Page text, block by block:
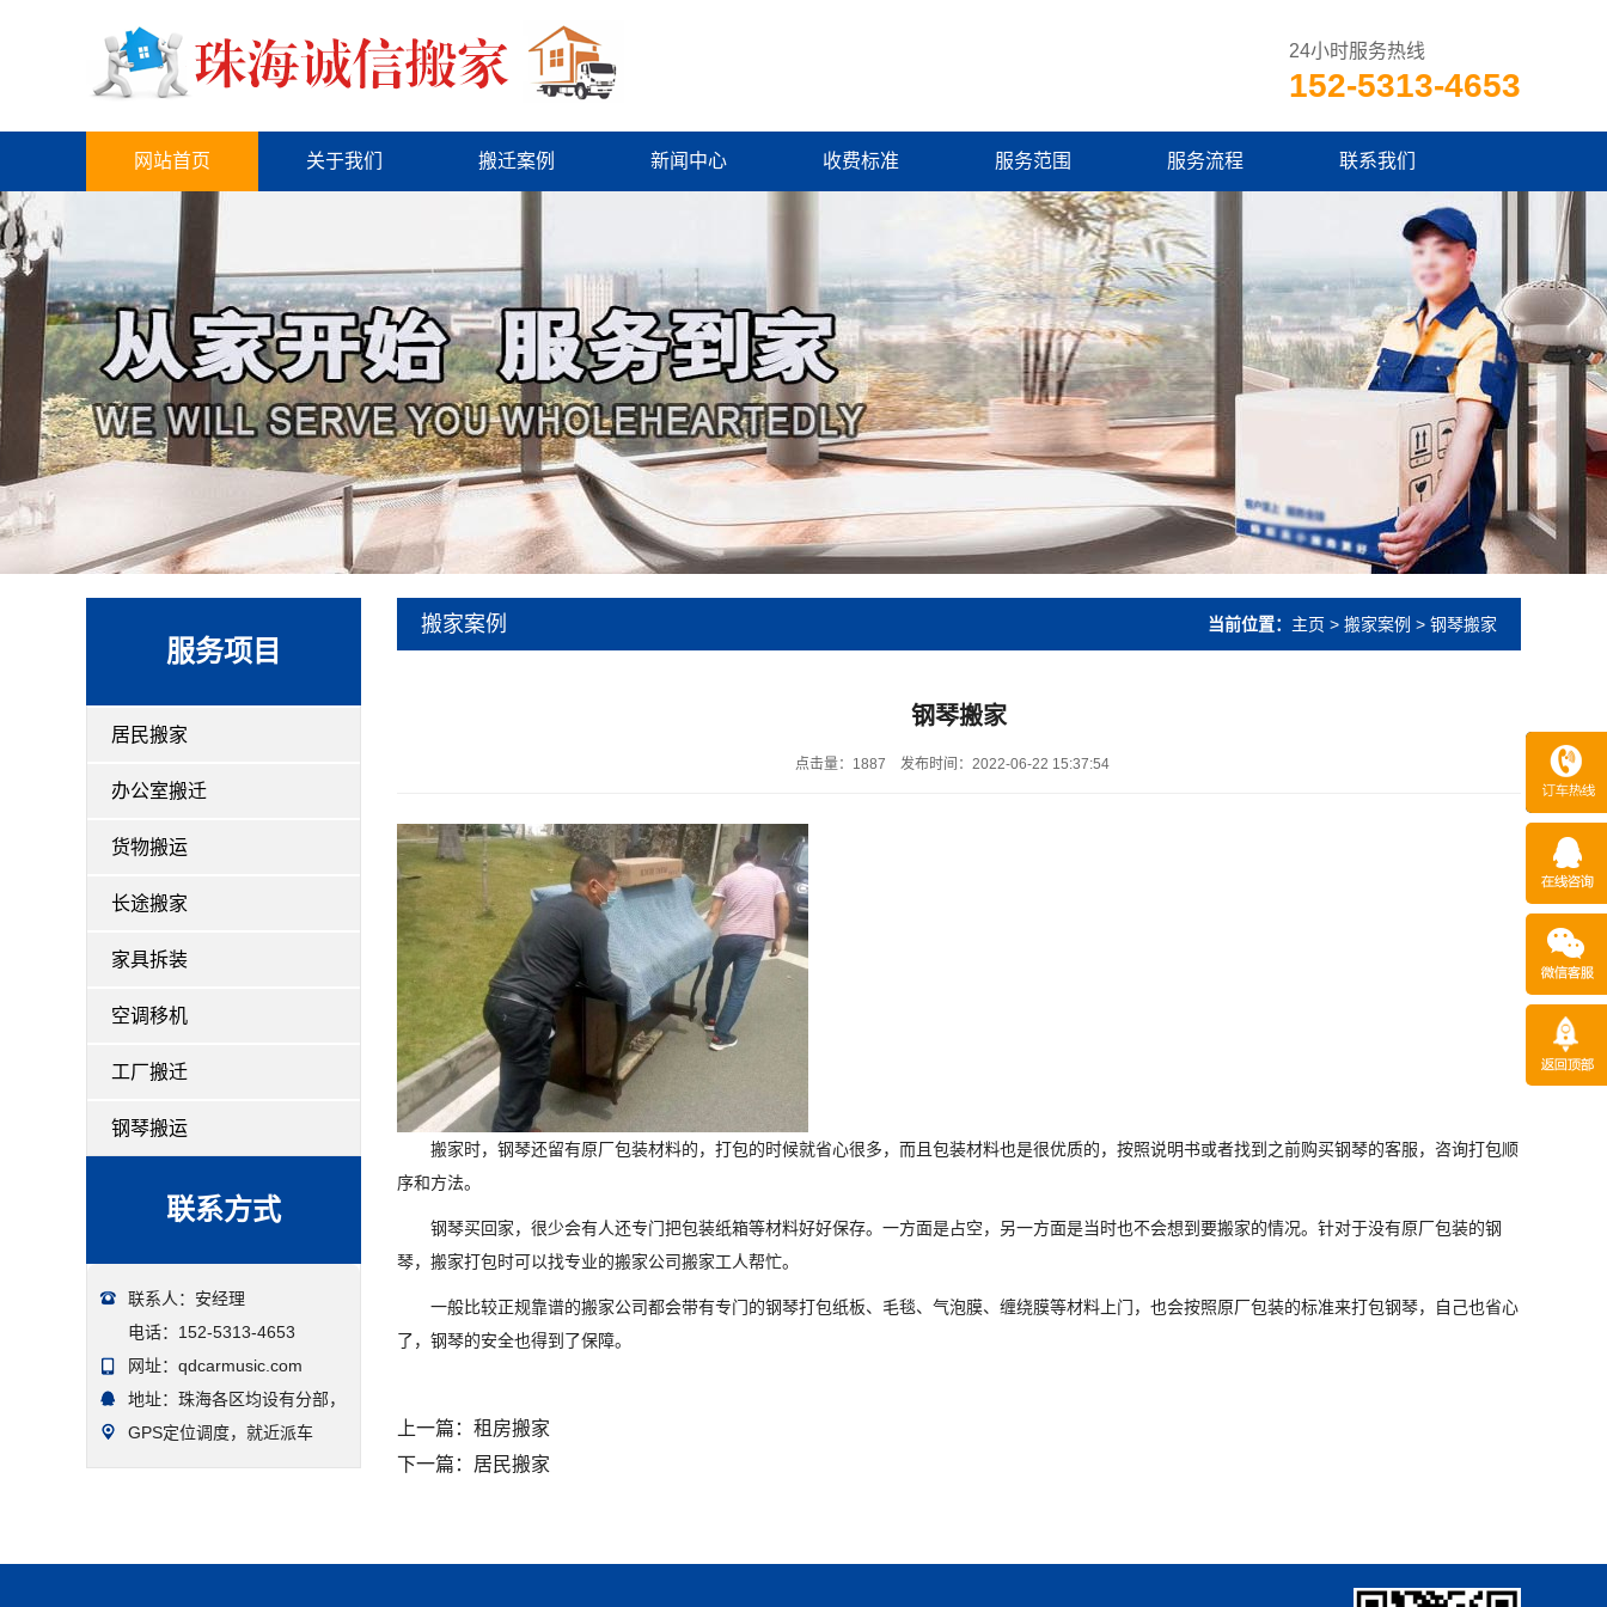
24小时服务热线
152-5313-4653
网站首页 关于我们 搬迁案例 新闻中心 收费标准 服务范围 服务流程 联系我们
服务项目
居民搬家
办公室搬迁
货物搬运
长途搬家
家具拆装
空调移机
工厂搬迁
钢琴搬运
联系方式
联系人：安经理
电话：152-5313-4653
网址：qdcarmusic.com
地址：珠海各区均设有分部，
GPS定位调度，就近派车
搬家案例 当前位置： 主页 > 搬家案例 > 钢琴搬家
钢琴搬家
点击量：1887 发布时间：2022-06-22 15:37:54
搬家时，钢琴还留有原厂包装材料的，打包的时候就省心很多，而且包装材料也是很优质的，按照说明书或者找到之前购买钢琴的客服，咨询打包顺
序和方法。
钢琴买回家，很少会有人还专门把包装纸箱等材料好好保存。一方面是占空，另一方面是当时也不会想到要搬家的情况。针对于没有原厂包装的钢
琴，搬家打包时可以找专业的搬家公司搬家工人帮忙。
一般比较正规靠谱的搬家公司都会带有专门的钢琴打包纸板、毛毯、气泡膜、缠绕膜等材料上门，也会按照原厂包装的标准来打包钢琴，自己也省心
了，钢琴的安全也得到了保障。
上一篇： 租房搬家
下一篇： 居民搬家